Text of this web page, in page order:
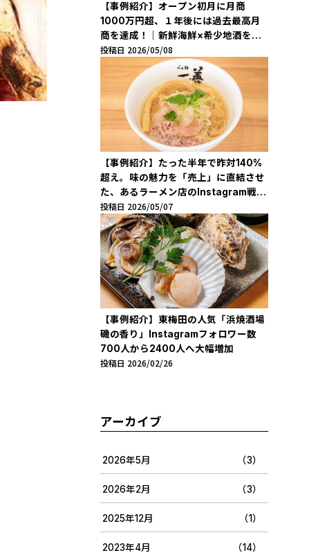
【事例紹介】オープン初月に月商
1000万円超、１年後には過去最高月
商を達成！｜新鮮海鮮×希少地酒を駅
近で味わえる「地酒蔵大阪 梅田D.D.
ハウス店」
投稿日 2026/05/08
【事例紹介】たった半年で昨対140%
超え。味の魅力を「売上」に直結させ
た、あるラーメン店のInstagram戦略
「らぁ麺 一善」
投稿日 2026/05/07
【事例紹介】東梅田の人気「浜焼酒場
磯の香り」Instagramフォロワー数
700人から2400人へ大幅増加
投稿日 2026/02/26
アーカイブ
2026年5月 （3）
2026年2月 （3）
2025年12月 （1）
2023年4月 （14）